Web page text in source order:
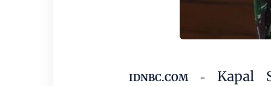
IDNBC.COM- Kapal